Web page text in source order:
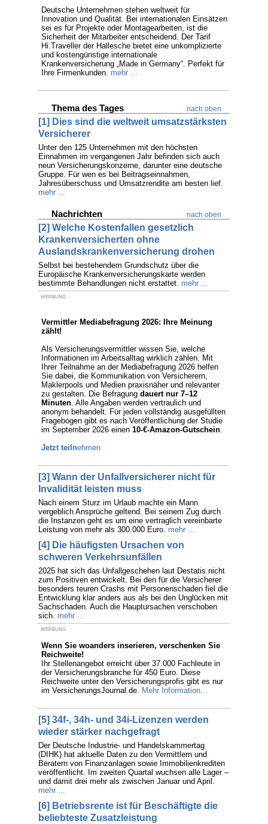
Deutsche Unternehmen stehen weltweit für
Innovation und Qualität. Bei internationalen Einsätzen
sei es für Projekte oder Montagearbeiten, ist die
Sicherheit der Mitarbeiter entscheidend. Der Tarif
Hi.Traveller der Hallesche bietet eine unkomplizierte
und kostengünstige internationale
Krankenversicherung „Made in Germany“. Perfekt für
Ihre Firmenkunden. mehr ...
Thema des Tages nach oben
[1] Dies sind die weltweit umsatzstärksten
Versicherer
Unter den 125 Unternehmen mit den höchsten
Einnahmen im vergangenen Jahr befinden sich auch
neun Versicherungskonzerne, darunter eine deutsche
Gruppe. Für wen es bei Beitragseinnahmen,
Jahresüberschuss und Umsatzrendite am besten lief.
mehr ...
Nachrichten nach oben
[2] Welche Kostenfallen gesetzlich
Krankenversicherten ohne
Auslandskrankenversicherung drohen
Selbst bei bestehendem Grundschutz über die
Europäische Krankenversicherungskarte werden
bestimmte Behandlungen nicht erstattet. mehr ...
WERBUNG
Vermittler Mediabefragung 2026: Ihre Meinung
zählt!
Als Versicherungsvermittler wissen Sie, welche
Informationen im Arbeitsalltag wirklich zählen. Mit
Ihrer Teilnahme an der Mediabefragung 2026 helfen
Sie dabei, die Kommunikation von Versicherern,
Maklerpools und Medien praxisnäher und relevanter
zu gestalten. Die Befragung dauert nur 7–12
Minuten. Alle Angaben werden vertraulich und
anonym behandelt. Für jeden vollständig ausgefüllten
Fragebogen gibt es nach Veröffentlichung der Studie
im September 2026 einen 10-€-Amazon-Gutschein.
Jetzt teilnehmen
[3] Wann der Unfallversicherer nicht für
Invalidität leisten muss
Nach einem Sturz im Urlaub machte ein Mann
vergeblich Ansprüche geltend. Bei seinem Zug durch
die Instanzen geht es um eine vertraglich vereinbarte
Leistung von mehr als 300.000 Euro. mehr ...
[4] Die häufigsten Ursachen von
schweren Verkehrsunfällen
2025 hat sich das Unfallgeschehen laut Destatis nicht
zum Positiven entwickelt. Bei den für die Versicherer
besonders teuren Crashs mit Personenschaden fiel die
Entwicklung klar anders aus als bei den Unglücken mit
Sachschaden. Auch die Hauptursachen verschoben
sich. mehr ...
WERBUNG
Wenn Sie woanders inserieren, verschenken Sie
Reichweite!
Ihr Stellenangebot erreicht über 37.000 Fachleute in
der Versicherungsbranche für 450 Euro. Diese
Reichweite unter den Versicherungsprofis gibt es nur
im VersicherungsJournal.de. Mehr Information...
[5] 34f-, 34h- und 34i-Lizenzen werden
wieder stärker nachgefragt
Der Deutsche Industrie- und Handelskammertag
(DIHK) hat aktuelle Daten zu den Vermittlern und
Beratern von Finanzanlagen sowie Immobilienkrediten
veröffentlicht. Im zweiten Quartal wuchsen alle Lager –
und damit drei mehr als zwischen Januar und April.
mehr ...
[6] Betriebsrente ist für Beschäftigte die
beliebteste Zusatzleistung